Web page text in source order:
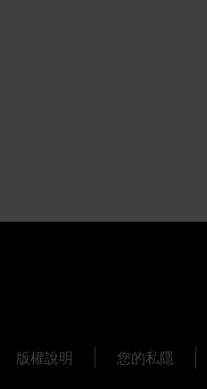
版權說明 您的私隱